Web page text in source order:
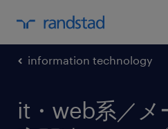
information technology
it・web系／メ